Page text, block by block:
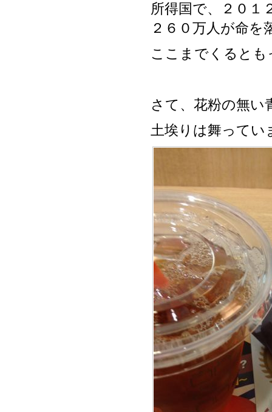
所得国で、２０１
２６０万人が命を
ここまでくると
さて、花粉の無
土埃りは舞ってい